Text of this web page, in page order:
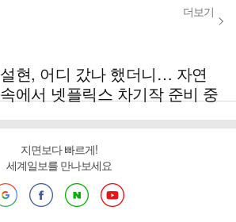
더보기
설현, 어디 갔나 했더니… 자연
속에서 넷플릭스 차기작 준비 중
지면보다 빠르게!
세계일보를 만나보세요